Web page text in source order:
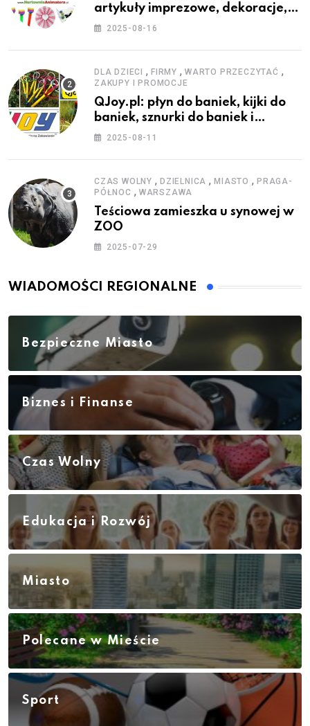
artykuły imprezowe, dekoracje,
stroje i akcesoria dla animatorów
2025-08-16
DLA DZIECI , FIRMY , WARTO PRZECZYTAĆ ,
ZAKUPY I PROMOCJE
QJoy.pl: płyn do baniek, kijki do
baniek, sznurki do baniek i
zestawy do baniek
2025-08-11
CZAS WOLNY , DZIELNICA ,MIASTO ,PRAGA-
PÓŁNOC , WARSZAWA
Teściowa zamieszka u synowej w
ZOO
2025-07-29
WIADOMOŚCI REGIONALNE
Bezpieczne Miasto
Biznes i Finanse
Czas Wolny
Edukacja i Rozwój
Miasto
Polecane w Mieście
Sport